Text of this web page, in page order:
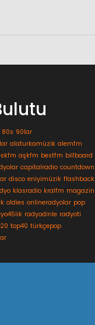
80s 90lar
alaturkamüzik alemfm
aşkfm bestfm billboard
capitalradio countdown
disco eniyimüzik flashback
klasradio kralfm magazin
oldies onlineradyolar pop
radyodinle radyoti
top40 türkçepop